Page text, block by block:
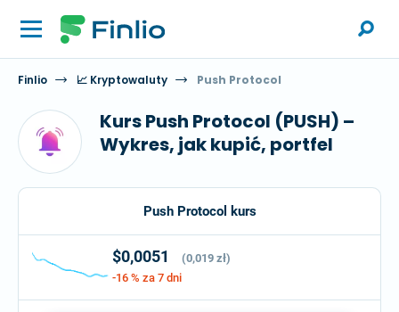
Finlio 📈 Kryptowaluty Push Protocol
Kurs Push Protocol (PUSH) –
Wykres, jak kupić, portfel
Push Protocol kurs
$0,0051
(0,019 zł)
-16 % za 7 dni